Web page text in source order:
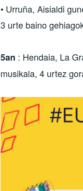
• Urruña, Aisialdi
3 urte baino
5an : Hendaia, La
musikala, 4 urtez